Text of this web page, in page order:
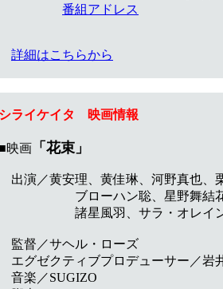
番組アドレス
詳細はこちらから
ライケイタ 映画情報
画 「花束」
演／黄安理、黄佳琳、河野真也
ローハン聡、星野舞結花、
星風羽、サラ・オレイン /
督／サヘル・ローズ
グゼクティブプロデューサー／岩
楽／SUGIZO